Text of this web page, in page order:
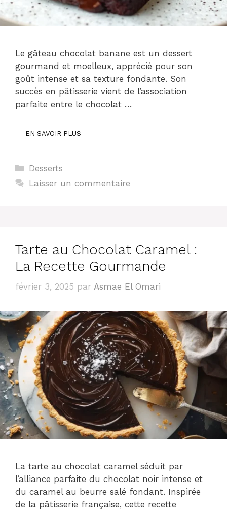
Le gâteau chocolat banane est un dessert
gourmand et moelleux, apprécié pour son
goût intense et sa texture fondante. Son
succès en pâtisserie vient de l’association
parfaite entre le chocolat …
EN SAVOIR PLUS
Catégories
Desserts
Laisser un commentaire
Tarte au Chocolat Caramel :
La Recette Gourmande
février 3, 2025 par Asmae El Omari
La tarte au chocolat caramel séduit par
l’alliance parfaite du chocolat noir intense et
du caramel au beurre salé fondant. Inspirée
de la pâtisserie française, cette recette